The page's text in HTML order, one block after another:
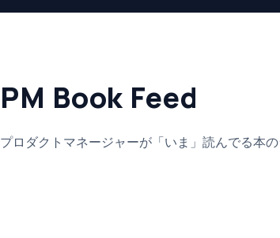
PM Book Feed
プロダクトマネージャーが「いま」 読んでる本